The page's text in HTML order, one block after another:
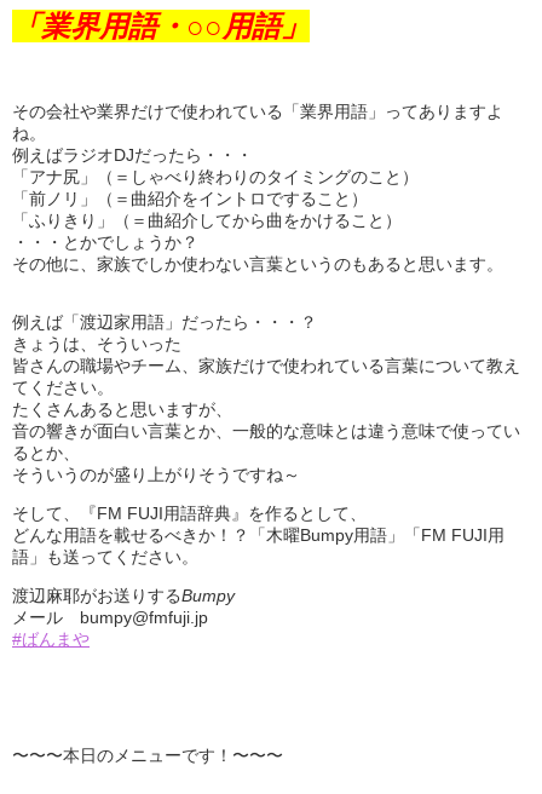
「業界用語・○○用語」
その会社や業界だけで使われている「業界用語」ってありますよ
ね。
例えばラジオDJだったら・・・
「アナ尻」（＝しゃべり終わりのタイミングのこと）
「前ノリ」（＝曲紹介をイントロですること）
「ふりきり」（＝曲紹介してから曲をかけること）
・・・とかでしょうか？
その他に、家族でしか使わない言葉というのもあると思います。
例えば「渡辺家用語」だったら・・・？
きょうは、そういった
皆さんの職場やチーム、家族だけで使われている言葉について教え
てください。
たくさんあると思いますが、
音の響きが面白い言葉とか、一般的な意味とは違う意味で使ってい
るとか、
そういうのが盛り上がりそうですね～
そして、『FM FUJI用語辞典』を作るとして、
どんな用語を載せるべきか！？「木曜Bumpy用語」「FM FUJI用
語」も送ってください。
渡辺麻耶がお送りするBumpy
メール bumpy@fmfuji.jp
#ばんまや
〜〜〜本日のメニューです！〜〜〜